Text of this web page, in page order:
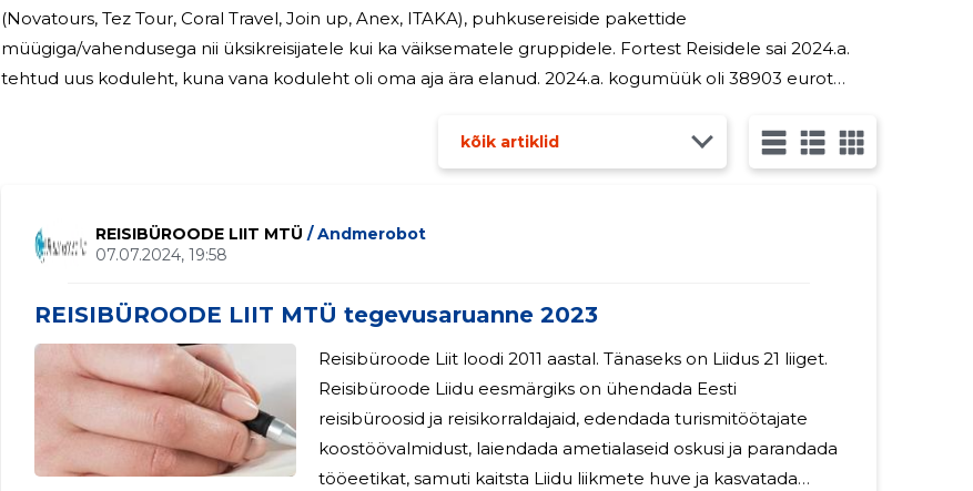
(Novatours, Tez Tour, Coral Travel, Join up, Anex, ITAKA), puhkusereiside pakettide
müügiga/vahendusega nii üksikreisijatele kui ka väiksematele gruppidele. Fortest Reisidele sai 2024.a.
tehtud uus koduleht, kuna vana koduleht oli oma aja ära elanud. 2024.a. kogumüük oli 38903 eurot
kõik artiklid
REISIBÜROODE LIIT MTÜ / Andmerobot
07.07.2024, 19:58
REISIBÜROODE LIIT MTÜ tegevusaruanne 2023
Reisibüroode Liit loodi 2011 aastal. Tänaseks on Liidus 21 liiget.
Reisibüroode Liidu eesmärgiks on ühendada Eesti
reisibüroosid ja reisikorraldajaid, edendada turismitöötajate
koostöövalmidust, laiendada ametialaseid oskusi ja parandada
tööeetikat, samuti kaitsta Liidu liikmete huve ja kasvatada